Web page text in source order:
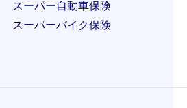
スーパー自動車保険
スーパーバイク保険